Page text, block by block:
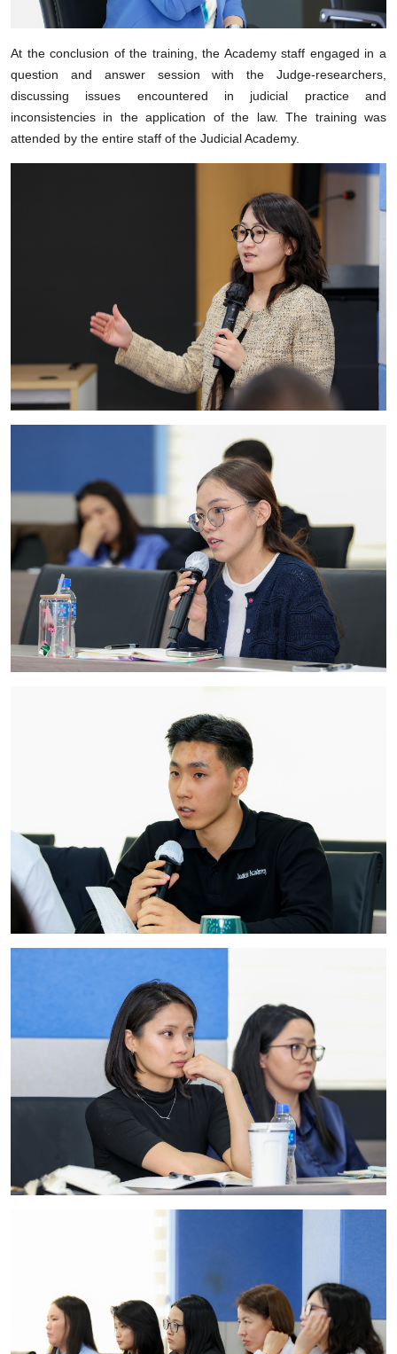
At the conclusion of the training, the Academy staff engaged in a
question and answer session with the Judge-researchers,
discussing issues encountered in judicial practice and
inconsistencies in the application of the law. The training was
attended by the entire staff of the Judicial Academy.